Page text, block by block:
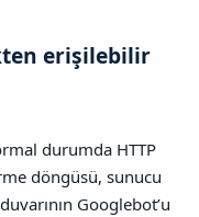
erişilebilir
durumda HTTP
döngüsü, sunucu
Googlebot’u